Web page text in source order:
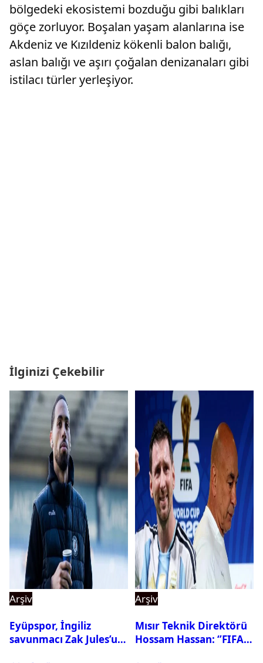
bölgedeki ekosistemi bozduğu gibi balıkları
göçe zorluyor. Boşalan yaşam alanlarına ise
Akdeniz ve Kızıldeniz kökenli balon balığı,
aslan balığı ve aşırı çoğalan denizanaları gibi
istilacı türler yerleşiyor.
İlginizi Çekebilir
Arşiv
Eyüpspor, İngiliz
savunmacı Zak Jules’u
Arşiv
Mısır Teknik Direktörü
Hossam Hassan: ‘’FIFA,